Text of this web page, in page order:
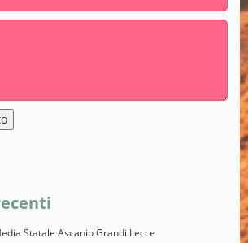
Statale Ascanio Grandi Lecce